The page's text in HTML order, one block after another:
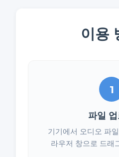
이용
1
파일
기기에서 오디오 파
라우저 창으로 드래